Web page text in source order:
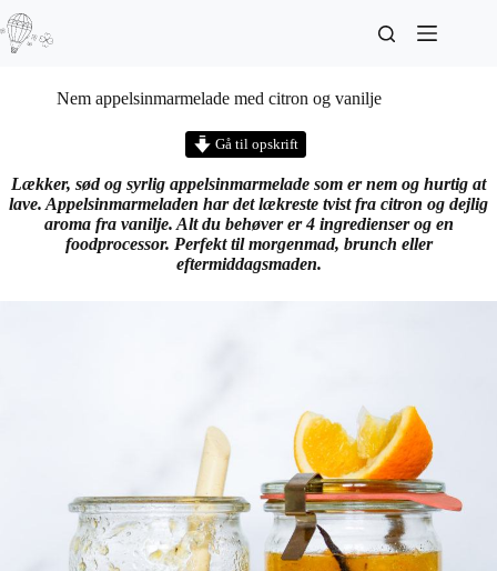
Nem appelsinmarmelade med citron og vanilje
Gå til opskrift
Lækker, sød og syrlig appelsinmarmelade som er nem og hurtig at
lave. Appelsinmarmeladen har det lækreste tvist fra citron og dejlig
aroma fra vanilje. Alt du behøver er 4 ingredienser og en
foodprocessor. Perfekt til morgenmad, brunch eller
eftermiddagsmaden.